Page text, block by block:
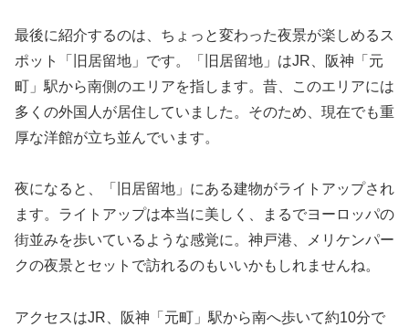
最後に紹介するのは、ちょっと変わった夜景が楽しめるス
ポット「旧居留地」です。「旧居留地」はJR、阪神「元
町」駅から南側のエリアを指します。昔、このエリアには
多くの外国人が居住していました。そのため、現在でも重
厚な洋館が立ち並んでいます。
夜になると、「旧居留地」にある建物がライトアップされ
ます。ライトアップは本当に美しく、まるでヨーロッパの
街並みを歩いているような感覚に。神戸港、メリケンパー
クの夜景とセットで訪れるのもいいかもしれませんね。
アクセスはJR、阪神「元町」駅から南へ歩いて約10分で